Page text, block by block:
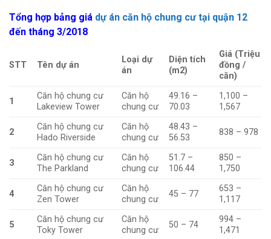
Tổng hợp bảng giá dự án căn hộ chung cư tại quận 12
đến tháng 3/2018
STT Tên dự án
Loại dự
án
Diện tích
(m2)
Giá (Triệu
đồng /
căn)
1
Căn hộ chung cư
Lakeview Tower
Căn hộ
chung cư
49.16 –
70.03
1,100 –
1,567
2
Căn hộ chung cư
Hado Riverside
Căn hộ
chung cư
48.43 –
56.53
838 – 978
3
Căn hộ chung cư
The Parkland
Căn hộ
chung cư
51.7 –
106.44
850 –
1,750
4
Căn hộ chung cư
Zen Tower
Căn hộ
chung cư
45 – 77
653 –
1,117
5
Căn hộ chung cư
Toky Tower
Căn hộ
chung cư
50 – 74
994 –
1,471